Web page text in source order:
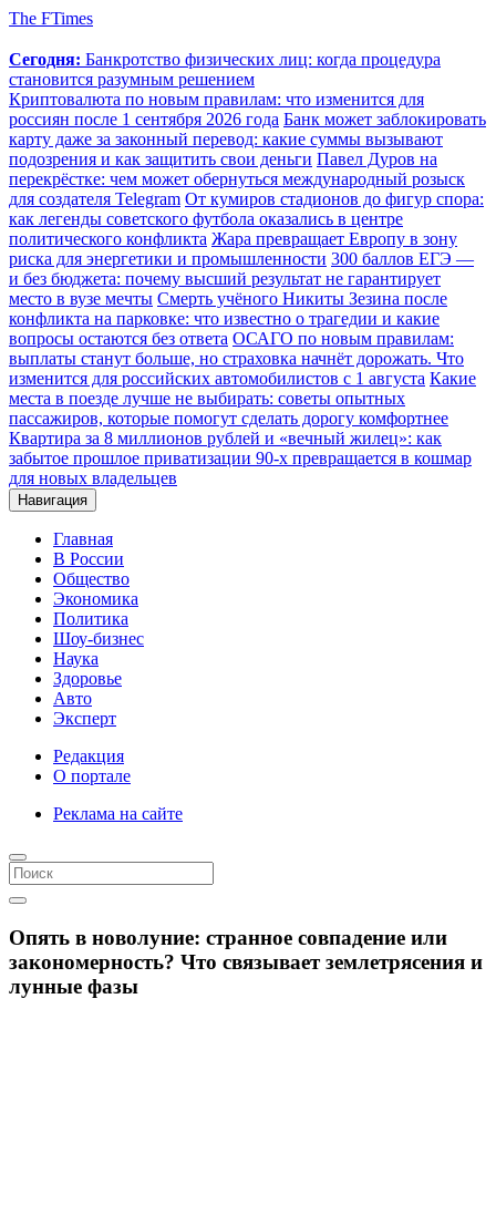
The FTimes
Сегодня: Банкротство физических лиц: когда процедура
становится разумным решением
Криптовалюта по новым правилам: что изменится для
россиян после 1 сентября 2026 года Банк может заблокировать
карту даже за законный перевод: какие суммы вызывают
подозрения и как защитить свои деньги Павел Дуров на
перекрёстке: чем может обернуться международный розыск
для создателя Telegram От кумиров стадионов до фигур спора:
как легенды советского футбола оказались в центре
политического конфликта Жара превращает Европу в зону
риска для энергетики и промышленности 300 баллов ЕГЭ —
и без бюджета: почему высший результат не гарантирует
место в вузе мечты Смерть учёного Никиты Зезина после
конфликта на парковке: что известно о трагедии и какие
вопросы остаются без ответа ОСАГО по новым правилам:
выплаты станут больше, но страховка начнёт дорожать. Что
изменится для российских автомобилистов с 1 августа Какие
места в поезде лучше не выбирать: советы опытных
пассажиров, которые помогут сделать дорогу комфортнее
Квартира за 8 миллионов рублей и «вечный жилец»: как
забытое прошлое приватизации 90-х превращается в кошмар
для новых владельцев
Навигация
Главная
В России
Общество
Экономика
Политика
Шоу-бизнес
Наука
Здоровье
Авто
Эксперт
Редакция
О портале
Реклама на сайте
Опять в новолуние: странное совпадение или
закономерность? Что связывает землетрясения и
лунные фазы